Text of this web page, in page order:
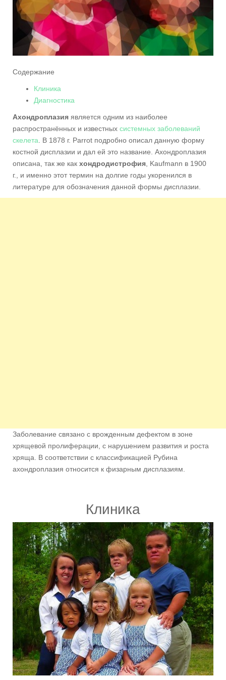
Содержание
Клиника
Диагностика
Ахондроплазия является одним из наиболее
распространённых и известных системных заболеваний
скелета . В 1878 г. Parrot подробно описал данную форму
костной дисплазии и дал ей это название. Ахондроплазия
описана, так же как хондродистрофия , Kaufmann в 1900
г., и именно этот термин на долгие годы укоренился в
литературе для обозначения данной формы дисплазии.
Заболевание связано с врожденным дефектом в зоне
хрящевой пролиферации, с нарушением развития и роста
хряща. В соответствии с классификацией Рубина
ахондроплазия относится к физарным дисплазиям.
Клиника